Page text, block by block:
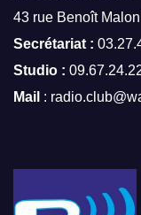
43 rue Benoît
Secrétariat :
Studio :
Mail :